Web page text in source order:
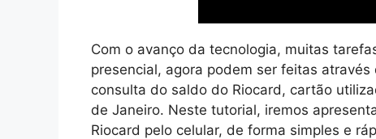
Com o avanço da tecnologia, muitas
presencial, agora podem ser feitas
consulta do saldo do Riocard, cartão
de Janeiro. Neste tutorial, iremos
Riocard pelo celular, de forma simples e